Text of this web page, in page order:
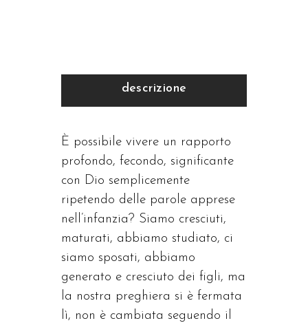
descrizione
È possibile vivere un rapporto
profondo, fecondo, significante
con Dio semplicemente
ripetendo delle parole apprese
nell’infanzia? Siamo cresciuti,
maturati, abbiamo studiato, ci
siamo sposati, abbiamo
generato e cresciuto dei figli, ma
la nostra preghiera si è fermata
lì, non è cambiata seguendo il